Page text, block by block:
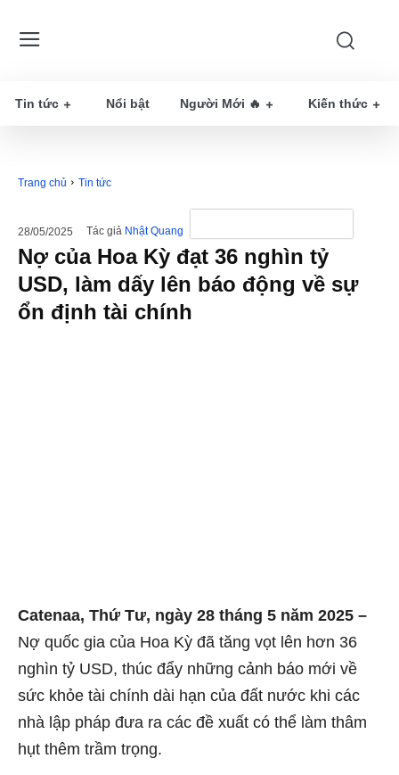
Tin tức Nổi bật Người Mới 🔥 Kiến thức
Trang chủ Tin tức
28/05/2025 Tác giả Nhật Quang
Nợ của Hoa Kỳ đạt 36 nghìn tỷ
USD, làm dấy lên báo động về sự
ổn định tài chính
Catenaa, Thứ Tư, ngày 28 tháng 5 năm 2025 –
Nợ quốc gia của Hoa Kỳ đã tăng vọt lên hơn 36
nghìn tỷ USD, thúc đẩy những cảnh báo mới về
sức khỏe tài chính dài hạn của đất nước khi các
nhà lập pháp đưa ra các đề xuất có thể làm thâm
hụt thêm trầm trọng.